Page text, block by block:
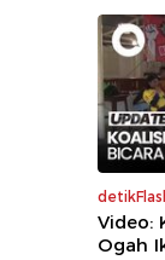
Video:
Ogah